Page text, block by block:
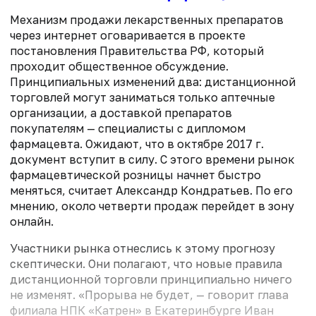
Механизм продажи лекарственных препаратов
через интернет оговаривается в проекте
постановления Правительства РФ, который
проходит общественное обсуждение.
Принципиальных изменений два: дистанционной
торговлей могут заниматься только аптечные
организации, а доставкой препаратов
покупателям — специалисты с дипломом
фармацевта. Ожидают, что в октябре 2017 г.
документ вступит в силу. С этого времени рынок
фармацевтической розницы начнет быстро
меняться, считает Александр Кондратьев. По его
мнению, около четверти продаж перейдет в зону
онлайн.
Участники рынка отнеслись к этому прогнозу
скептически. Они полагают, что новые правила
дистанционной торговли принципиально ничего
не изменят. «Прорыва не будет, — говорит глава
филиала НПК «Катрен» в Екатеринбурге Иван